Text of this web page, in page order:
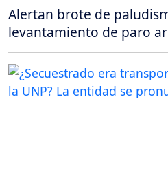
Alertan brote de
levantamiento de paro